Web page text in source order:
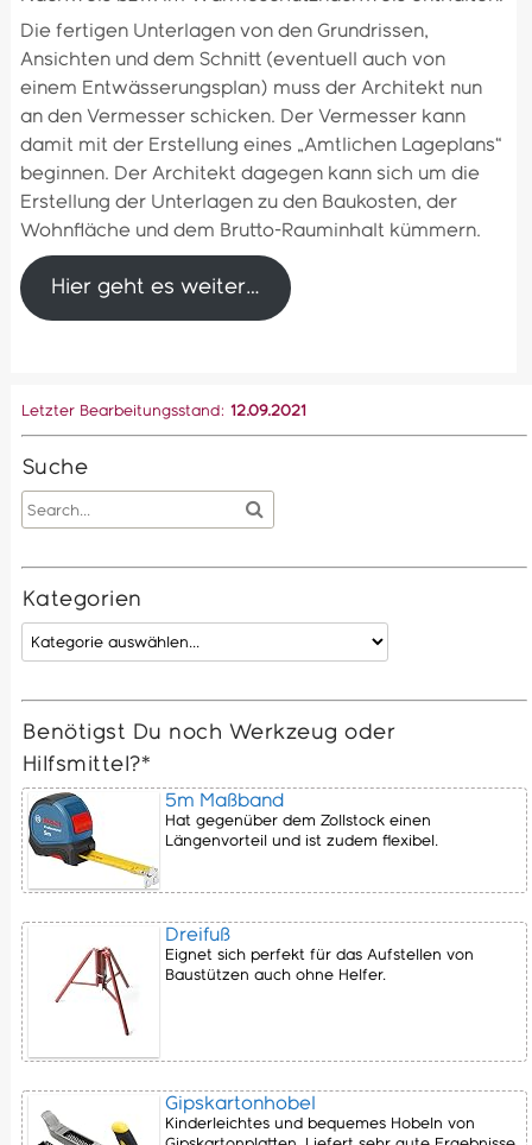
Die fertigen Unterlagen von den Grundrissen,
Ansichten und dem Schnitt (eventuell auch von
einem Entwässerungsplan) muss der Architekt nun
an den Vermesser schicken. Der Vermesser kann
damit mit der Erstellung eines „Amtlichen Lageplans“
beginnen. Der Architekt dagegen kann sich um die
Erstellung der Unterlagen zu den Baukosten, der
Wohnfläche und dem Brutto-Rauminhalt kümmern.
Hier geht es weiter…
Letzter Bearbeitungsstand: 12.09.2021
Suche
Kategorien
Benötigst Du noch Werkzeug oder
Hilfsmittel?*
5m Maßband
Hat gegenüber dem Zollstock einen
Längenvorteil und ist zudem flexibel.
Dreifuß
Eignet sich perfekt für das Aufstellen von
Baustützen auch ohne Helfer.
Gipskartonhobel
Kinderleichtes und bequemes Hobeln von